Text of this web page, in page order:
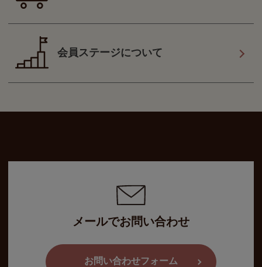
会員ステージについて
メールでお問い合わせ
お問い合わせフォーム